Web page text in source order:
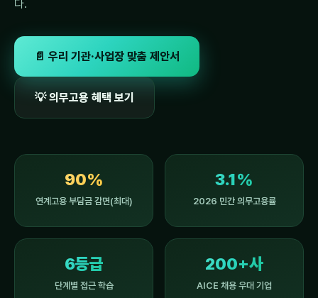
다.
📄 우리 기관·사업장 맞춤 제안서
💡 의무고용 혜택 보기
90%
연계고용 부담금 감면(최대)
3.1%
2026 민간 의무고용률
6등급
단계별 접근 학습
200+사
AICE 채용 우대 기업